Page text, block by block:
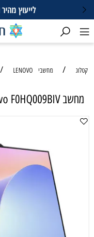
לייעוץ
קטלוג / מחשבי ALL-IN-ONE / LENOVO
מחשב Lenovo F0HQ009BIV לנובו